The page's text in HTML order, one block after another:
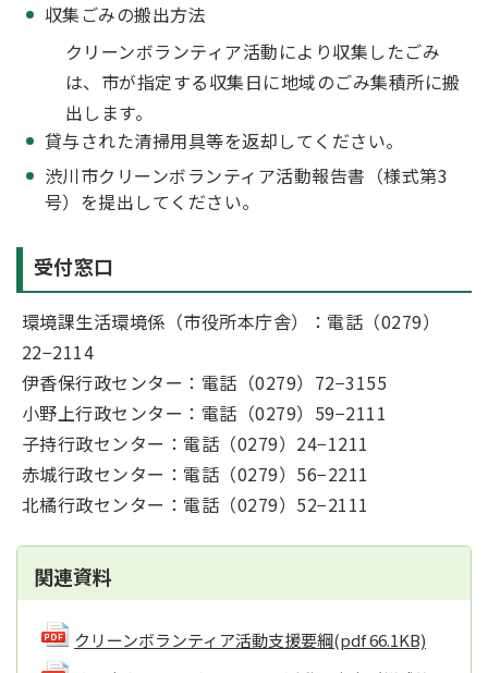
収集ごみの搬出方法
クリーンボランティア活動により収集したごみ
は、市が指定する収集日に地域のごみ集積所に搬
出します。
貸与された清掃用具等を返却してください。
渋川市クリーンボランティア活動報告書（様式第3
号）を提出してください。
受付窓口
環境課生活環境係（市役所本庁舎）：電話（0279）
22−2114
伊香保行政センター：電話（0279）72−3155
小野上行政センター：電話（0279）59−2111
子持行政センター：電話（0279）24−1211
赤城行政センター：電話（0279）56−2211
北橘行政センター：電話（0279）52−2111
関連資料
クリーンボランティア活動支援要綱(pdf 66.1KB)